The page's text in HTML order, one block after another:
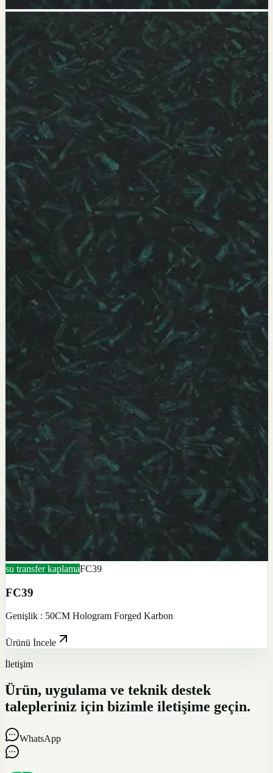
su transfer kaplamaFC39
FC39
Genişlik : 50CM Hologram Forged Karbon
Ürünü İncele
İletişim
Ürün, uygulama ve teknik destek
talepleriniz için bizimle iletişime geçin.
WhatsApp